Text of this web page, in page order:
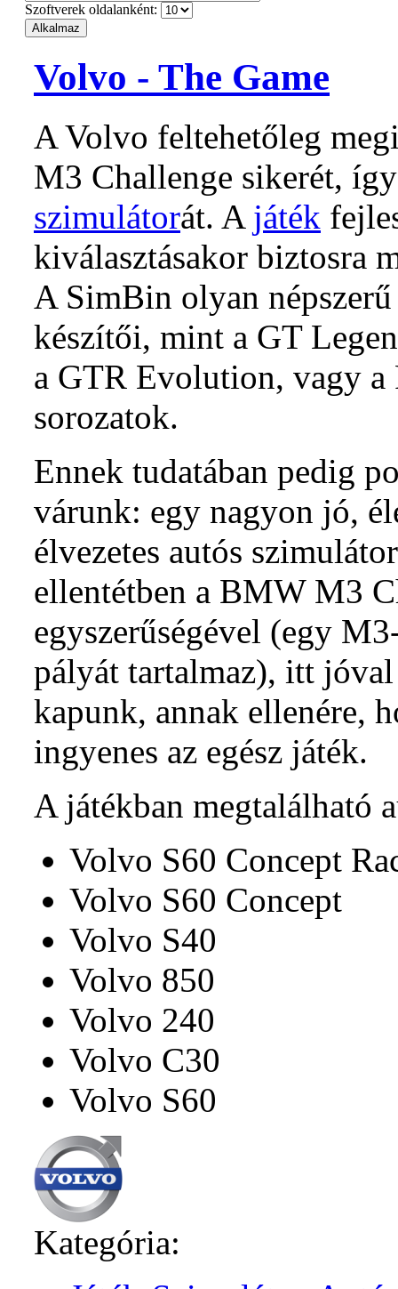
Szoftverek oldalanként:
Volvo - The Game
A Volvo feltehetőleg
M3 Challenge sikerét,
szimulátorát. A játék
kiválasztásakor biztosra
A SimBin olyan
készítői, mint a GT
a GTR Evolution, vagy
sorozatok.
Ennek tudatában pedig
várunk: egy nagyon jó,
élvezetes autós
ellentétben a BMW M3
egyszerűségével (egy
pályát tartalmaz), itt
kapunk, annak ellenére,
ingyenes az egész játék.
A játékban megtalálható
Volvo S60 Concept
Volvo S60 Concept
Volvo S40
Volvo 850
Volvo 240
Volvo C30
Volvo S60
Kategória: